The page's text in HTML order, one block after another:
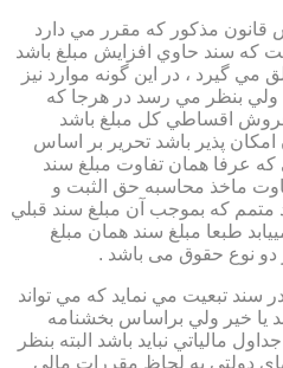
قانون مذكور كه مقرر مي دارد
كه سند حاوي افزايش مبلغ باشد
مي گيرد ، در اين گونه موارد نيز
بنظر مي رسد در هرجا كه
فروش اقساطي كل مبلغ باشد
پذير باشد تحرير بر اساس
عرفا همان تفاوت مبلغ سند
ماخذ محاسبه حق الثبت و
متمم كه بموجب آن مبلغ سند قبلي
طبعا مبلغ سند همان مبلغ
دو نوع حقوق می باشد .
در سند تبعيت مي نمايد كه مي تواند
يا خير ولي براساس بخشنامه
مالياتي نبايد باشد البته بنظر
دولتي به لحاظ مقررات مالي